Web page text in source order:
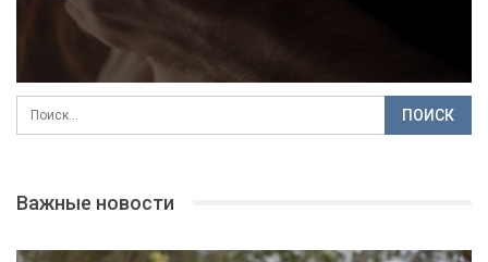
Важные новости